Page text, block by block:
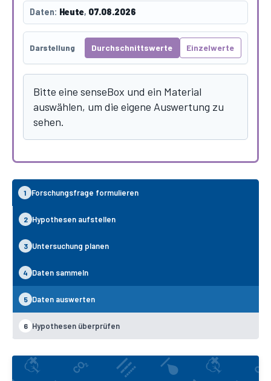
Daten: Heute, 07.08.2026
Darstellung Durchschnittswerte Einzelwerte
Bitte eine senseBox und ein Material
auswählen, um die eigene Auswertung zu
sehen.
1 Forschungsfrage formulieren
2 Hypothesen aufstellen
3 Untersuchung planen
4 Daten sammeln
5 Daten auswerten
6 Hypothesen überprüfen